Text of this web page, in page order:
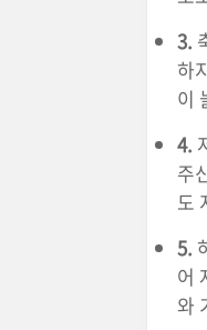
3.
하
이
4.
주
도
5.
어
와